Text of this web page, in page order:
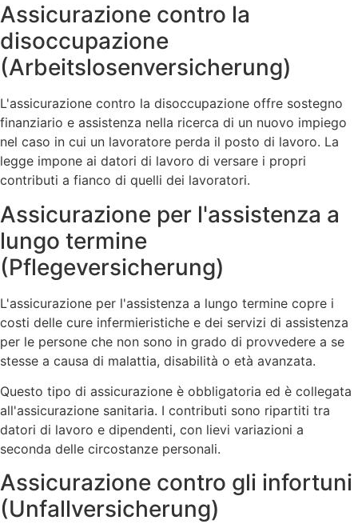
Assicurazione contro la
disoccupazione
(Arbeitslosenversicherung)
L'assicurazione contro la disoccupazione offre sostegno
finanziario e assistenza nella ricerca di un nuovo impiego
nel caso in cui un lavoratore perda il posto di lavoro. La
legge impone ai datori di lavoro di versare i propri
contributi a fianco di quelli dei lavoratori.
Assicurazione per l'assistenza a
lungo termine
(Pflegeversicherung)
L'assicurazione per l'assistenza a lungo termine copre i
costi delle cure infermieristiche e dei servizi di assistenza
per le persone che non sono in grado di provvedere a se
stesse a causa di malattia, disabilità o età avanzata.
Questo tipo di assicurazione è obbligatoria ed è collegata
all'assicurazione sanitaria. I contributi sono ripartiti tra
datori di lavoro e dipendenti, con lievi variazioni a
seconda delle circostanze personali.
Assicurazione contro gli infortuni
(Unfallversicherung)